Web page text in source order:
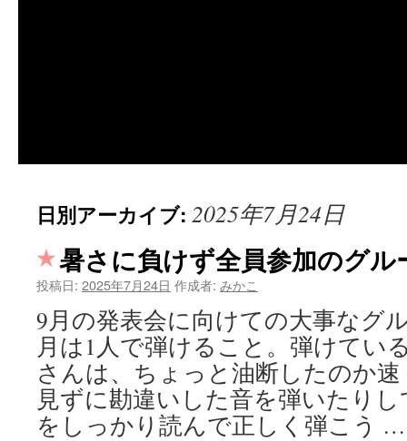
日別アーカイブ: 2025年7月24日
暑さに負けず全員参加のグ
投稿日: 2025年7月24日 作成者: みかこ
9月の発表会に向けての大事なグ
月は1人で弾けること。弾けてい
さんは、ちょっと油断したのか
見ずに勘違いした音を弾いたり
をしっかり読んで正しく弾こう